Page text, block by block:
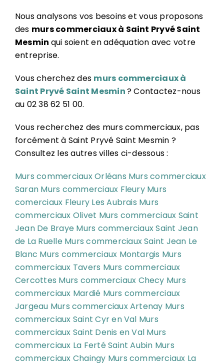
Nous analysons vos besoins et vous proposons
des murs commerciaux à Saint Pryvé Saint
Mesmin qui soient en adéquation avec votre
entreprise.
Vous cherchez des murs commerciaux à
Saint Pryvé Saint Mesmin? Contactez-nous
au 02 38 62 51 00.
Vous recherchez des murs commerciaux, pas
forcément à Saint Pryvé Saint Mesmin ?
Consultez les autres villes ci-dessous :
Murs commerciaux Orléans Murs commerciaux
Saran Murs commerciaux Fleury Murs
comerciaux Fleury Les Aubrais Murs
commerciaux Olivet Murs commerciaux Saint
Jean De Braye Murs commerciaux Saint Jean
de La Ruelle Murs commerciaux Saint Jean Le
Blanc Murs commerciaux Montargis Murs
commerciaux Tavers Murs commerciaux
Cercottes Murs commerciaux Checy Murs
commerciaux Mardié Murs commerciaux
Jargeau Murs commerciaux Artenay Murs
commerciaux Saint Cyr en Val Murs
commerciaux Saint Denis en Val Murs
commerciaux La Ferté Saint Aubin Murs
commerciaux Chaingy Murs commerciaux La